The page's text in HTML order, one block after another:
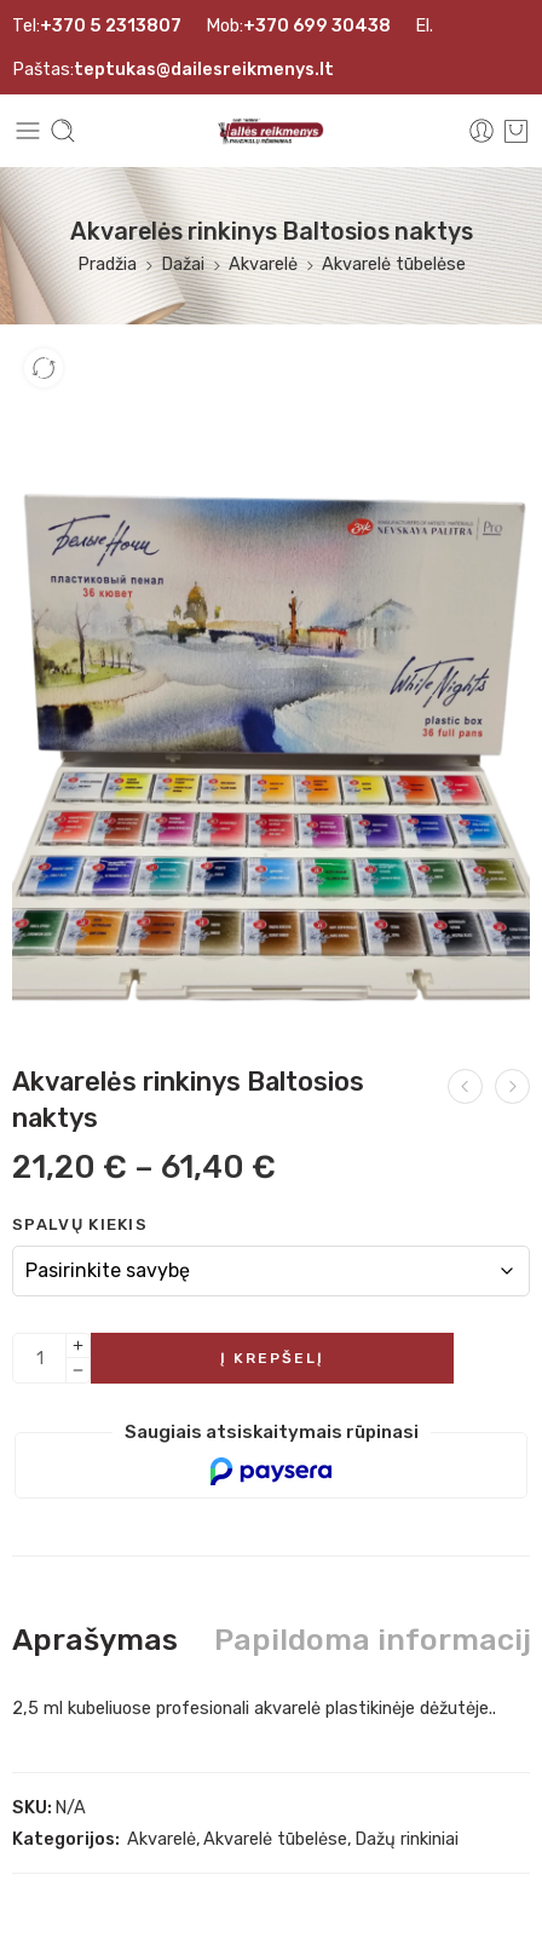
Tel:+370 5 2313807 Mob:+370 699 30438 El.
Paštas:teptukas@dailesreikmenys.lt
Akvarelės rinkinys Baltosios naktys
Pradžia Dažai Akvarelė Akvarelė tūbelėse
Akvarelės rinkinys Baltosios
naktys
21,20 € – 61,40 €
SPALVŲ KIEKIS
Į KREPŠELĮ
Saugiais atsiskaitymais rūpinasi
Aprašymas Papildoma
2,5 ml kubeliuose profesionali akvarelė plastikinėje dėžutėje..
SKU: N/A
Kategorijos: Akvarelė,Akvarelė tūbelėse, Dažų rinkiniai